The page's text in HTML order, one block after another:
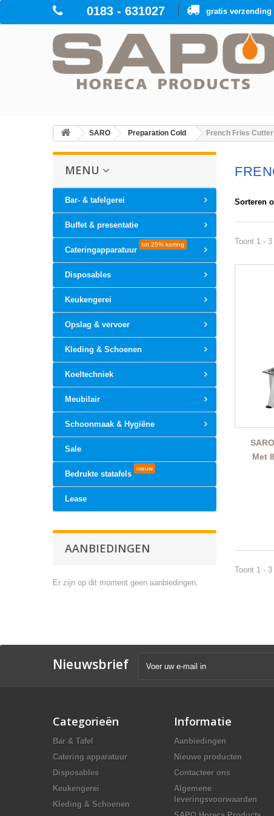
0183 - 631027 gratis
SARO Preparation Cold French Fries Cutter
MENU
Bar- & tafelgerei
Buffet & presentatie
Cateringapparatuur
tot 25% korting
Disposables
Keukengerei
Opslag & vervoer
Kleding & Schoenen
Koeltechniek
Meubilair
Schoonmaak & Hygiëne
Sale
Bedrukte statafels
nieuw
Lease
AANBIEDINGEN
Er zijn op dit moment geen aanbiedingen.
Sorteren
Toont 1 -
Met
Toont 1 -
Nieuwsbrief
Categorieën
Bar & Tafel
Catering apparatuur
Disposables
Keukengerei
Kleding & Schoenen
Informatie
Aanbiedingen
Nieuwe producten
Contacteer ons
Algemene
leveringsvoorwaarden